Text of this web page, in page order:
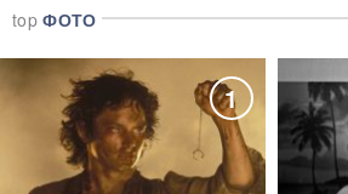
topФОТО
1